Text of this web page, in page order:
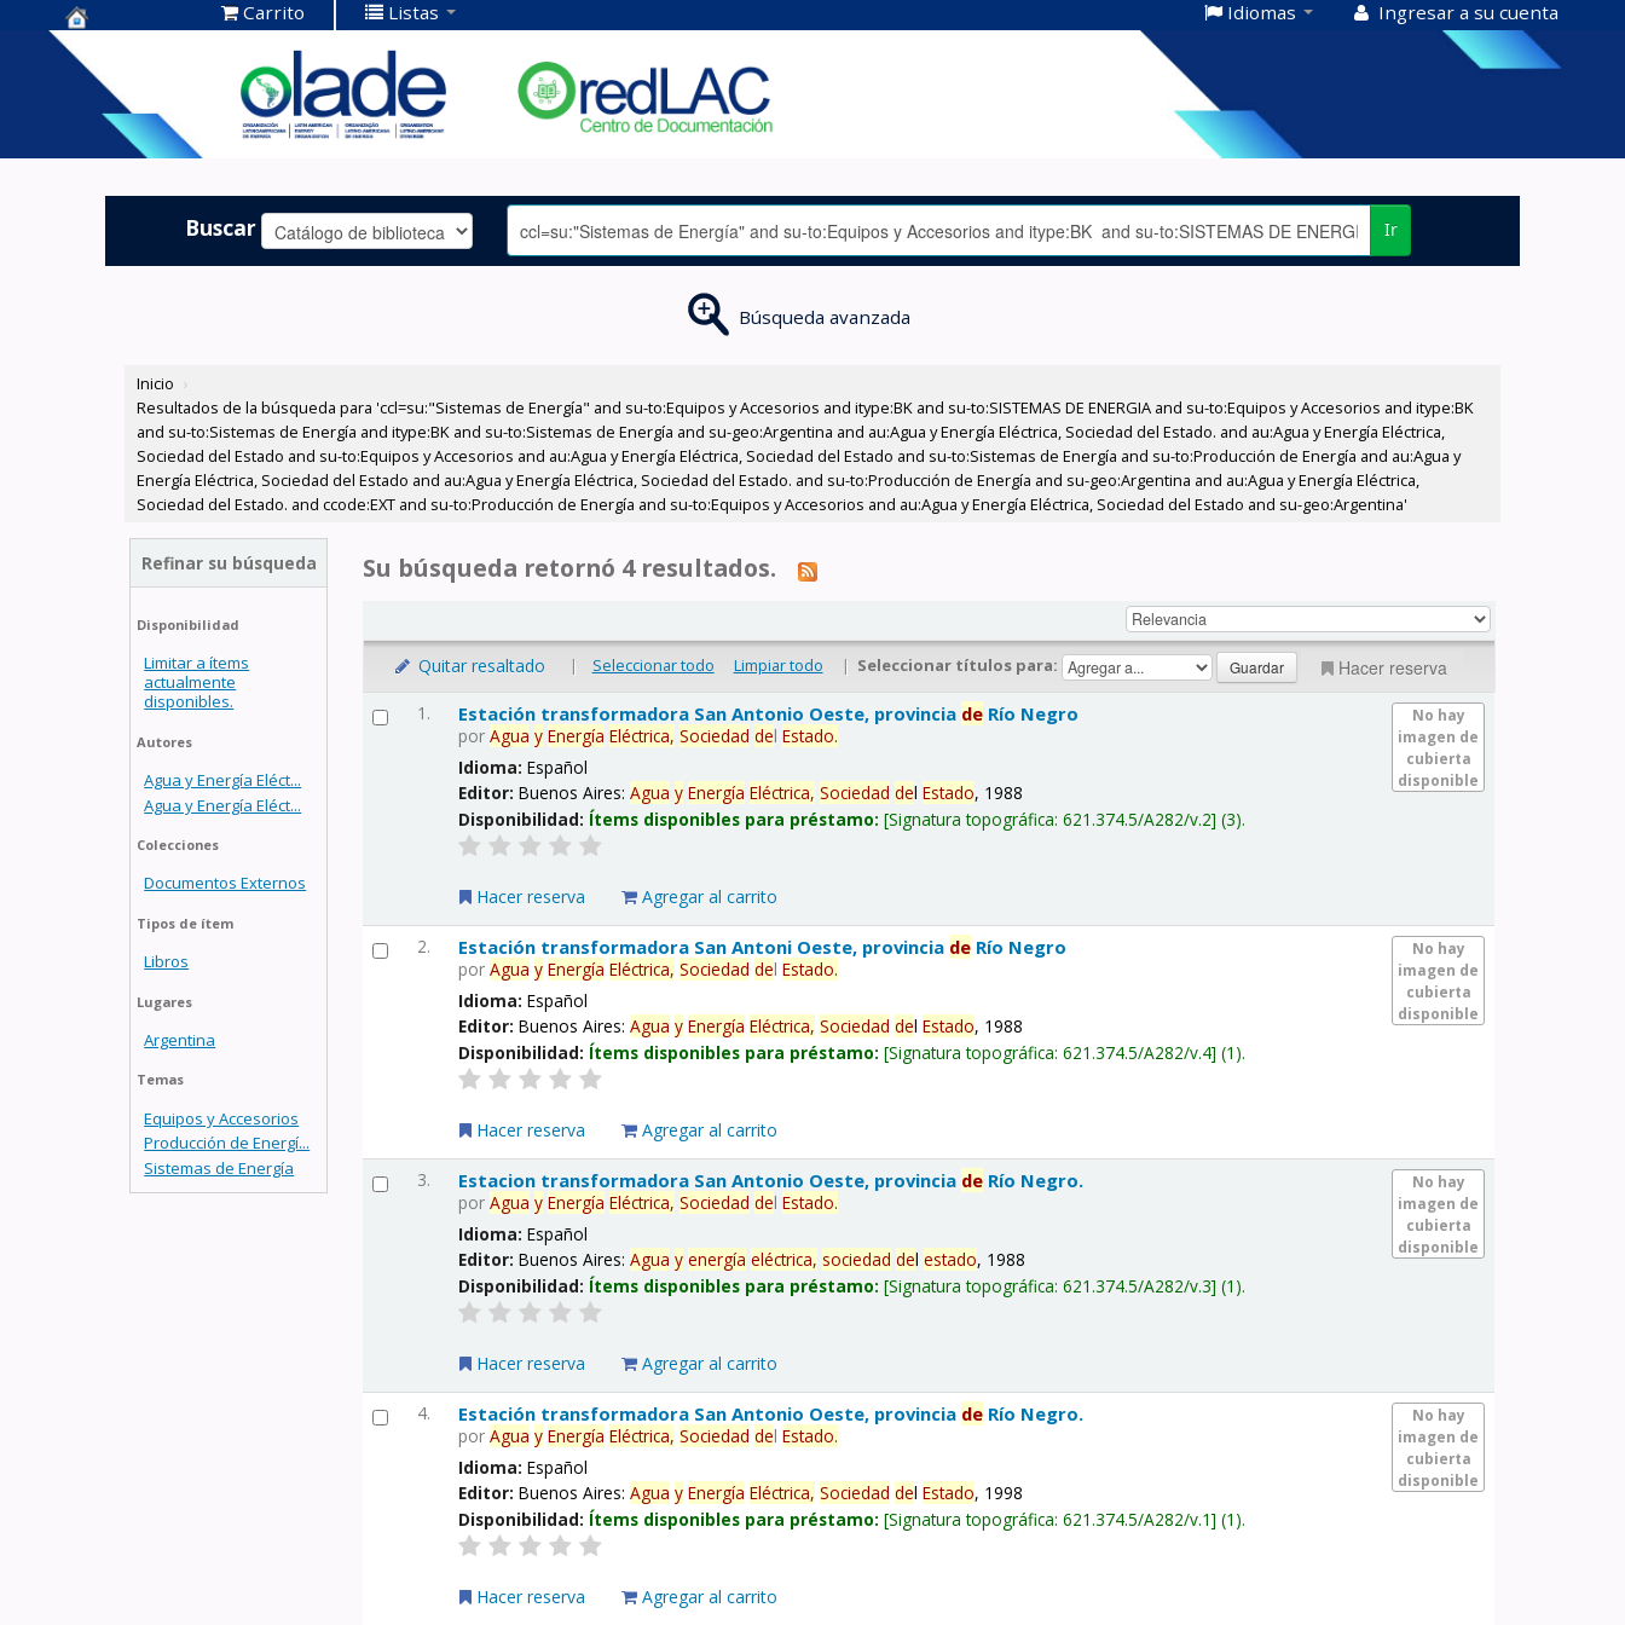
Centro de
Documentación
OLADE -
Carrito Listas Idiomas Ingresar a su cuenta
Buscar Ir
Búsqueda avanzada
Inicio ›
Resultados de la búsqueda para 'ccl=su:"Sistemas de Energía" and su-to:Equipos y Accesorios and itype:BK and su-to:SISTEMAS DE ENERGIA and su-to:Equipos y Accesorios and itype:BK
and su-to:Sistemas de Energía and itype:BK and su-to:Sistemas de Energía and su-geo:Argentina and au:Agua y Energía Eléctrica, Sociedad del Estado. and au:Agua y Energía Eléctrica,
Sociedad del Estado and su-to:Equipos y Accesorios and au:Agua y Energía Eléctrica, Sociedad del Estado and su-to:Sistemas de Energía and su-to:Producción de Energía and au:Agua y
Energía Eléctrica, Sociedad del Estado and au:Agua y Energía Eléctrica, Sociedad del Estado. and su-to:Producción de Energía and su-geo:Argentina and au:Agua y Energía Eléctrica,
Sociedad del Estado. and ccode:EXT and su-to:Producción de Energía and su-to:Equipos y Accesorios and au:Agua y Energía Eléctrica, Sociedad del Estado and su-geo:Argentina'
Refinar su búsqueda
Disponibilidad
Limitar a ítems
actualmente
disponibles.
Autores
Agua y Energía Eléct...
Agua y Energía Eléct...
Colecciones
Documentos Externos
Tipos de ítem
Libros
Lugares
Argentina
Temas
Equipos y Accesorios
Producción de Energí...
Sistemas de Energía
Su búsqueda retornó 4 resultados.
Quitar resaltado | Seleccionar todo Limpiar todo | Seleccionar títulos para: Hacer reserva
1.
No hay
imagen de
cubierta
disponible
Estación transformadora San Antonio Oeste, provincia de Río Negro
porAgua y Energía Eléctrica, Sociedad delEstado.
Idioma:Español
Editor:Buenos Aires:Agua y Energía Eléctrica, Sociedad delEstado, 1988
Disponibilidad: Ítems disponibles para préstamo: Signatura topográfica:621.374.5/A282/v.2 (3).
Hacer reserva Agregar al carrito
2.
No hay
imagen de
cubierta
disponible
Estación transformadora San Antoni Oeste, provincia de Río Negro
porAgua y Energía Eléctrica, Sociedad delEstado.
Idioma:Español
Editor:Buenos Aires:Agua y Energía Eléctrica, Sociedad delEstado, 1988
Disponibilidad: Ítems disponibles para préstamo: Signatura topográfica:621.374.5/A282/v.4 (1).
Hacer reserva Agregar al carrito
3.
No hay
imagen de
cubierta
disponible
Estacion transformadora San Antonio Oeste, provincia de Río Negro.
porAgua y Energía Eléctrica, Sociedad delEstado.
Idioma:Español
Editor:Buenos Aires:Agua y energía eléctrica, sociedad delestado, 1988
Disponibilidad: Ítems disponibles para préstamo: Signatura topográfica:621.374.5/A282/v.3 (1).
Hacer reserva Agregar al carrito
4.
No hay
imagen de
cubierta
disponible
Estación transformadora San Antonio Oeste, provincia de Río Negro.
porAgua y Energía Eléctrica, Sociedad delEstado.
Idioma:Español
Editor:Buenos Aires:Agua y Energía Eléctrica, Sociedad delEstado, 1998
Disponibilidad: Ítems disponibles para préstamo: Signatura topográfica:621.374.5/A282/v.1 (1).
Hacer reserva Agregar al carrito